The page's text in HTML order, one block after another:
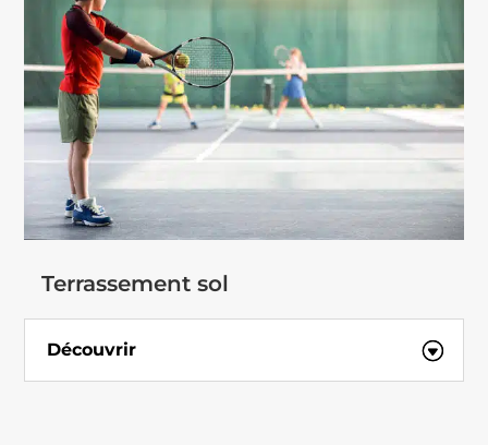
Terrassement sol
Découvrir